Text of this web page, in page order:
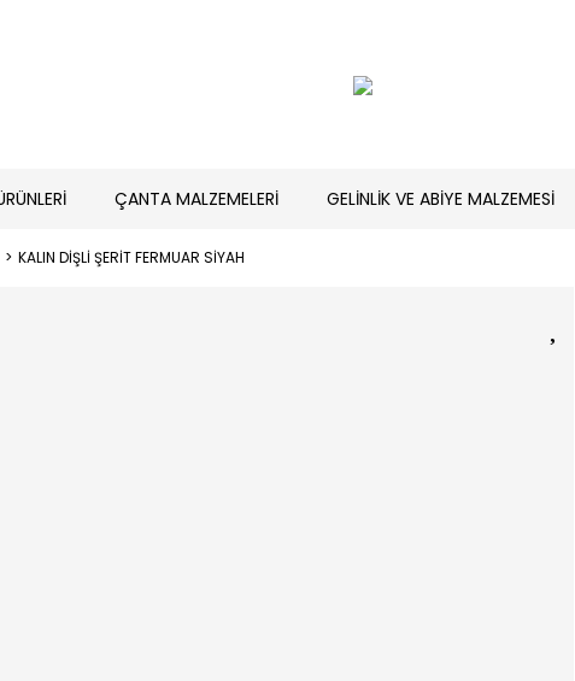
ÇANTA MALZEMELERİ GELİNLİK VE ABİYE MALZEMESİ
KALIN DİŞLİ ŞERİT FERMUAR SİYAH